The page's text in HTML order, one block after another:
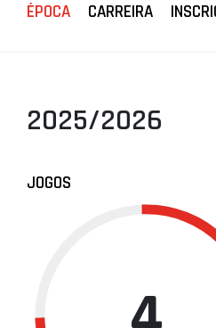
ÉPOCA CARREIRA
2025/2026
JOGOS